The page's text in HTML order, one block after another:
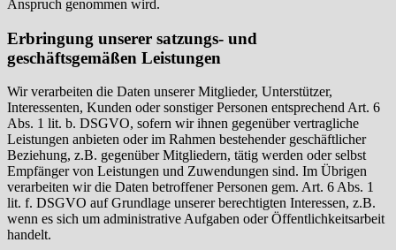
Anspruch genommen wird.
Erbringung unserer satzungs- und
geschäftsgemäßen Leistungen
Wir verarbeiten die Daten unserer Mitglieder, Unterstützer,
Interessenten, Kunden oder sonstiger Personen entsprechend Art. 6
Abs. 1 lit. b. DSGVO, sofern wir ihnen gegenüber vertragliche
Leistungen anbieten oder im Rahmen bestehender geschäftlicher
Beziehung, z.B. gegenüber Mitgliedern, tätig werden oder selbst
Empfänger von Leistungen und Zuwendungen sind. Im Übrigen
verarbeiten wir die Daten betroffener Personen gem. Art. 6 Abs. 1
lit. f. DSGVO auf Grundlage unserer berechtigten Interessen, z.B.
wenn es sich um administrative Aufgaben oder Öffentlichkeitsarbeit
handelt.